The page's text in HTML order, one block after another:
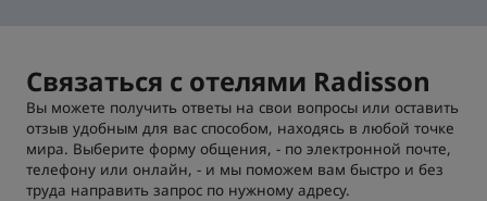
Kunlun Golden Tulip
Связаться с отелями Radisson
Вы можете получить ответы на свои вопросы или оставить
отзыв удобным для вас способом, находясь в любой точке
мира. Выберите форму общения, - по электронной почте,
телефону или онлайн, - и мы поможем вам быстро и без
труда направить запрос по нужному адресу.